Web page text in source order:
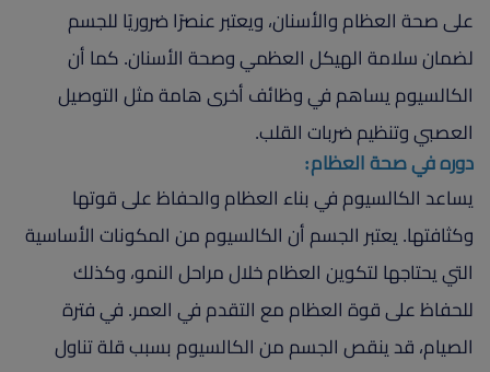
على صحة العظام والأسنان، ويعتبر عنصرًا ضروريًا للجسم
لضمان سلامة الهيكل العظمي وصحة الأسنان. كما أن
الكالسيوم يساهم في وظائف أخرى هامة مثل التوصيل
العصبي وتنظيم ضربات القلب.
دوره في صحة العظام:
يساعد الكالسيوم في بناء العظام والحفاظ على قوتها
وكثافتها. يعتبر الجسم أن الكالسيوم من المكونات الأساسية
التي يحتاجها لتكوين العظام خلال مراحل النمو، وكذلك
للحفاظ على قوة العظام مع التقدم في العمر. في فترة
الصيام، قد ينقص الجسم من الكالسيوم بسبب قلة تناول